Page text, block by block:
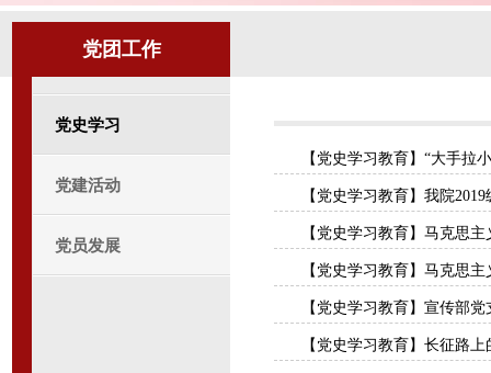
党团工作
党史学习
党建活动
党员发展
【党史学习教育】“大手
【党史学习教育】我院
【党史学习教育】马克思
【党史学习教育】马克思
【党史学习教育】宣传部
【党史学习教育】长征路